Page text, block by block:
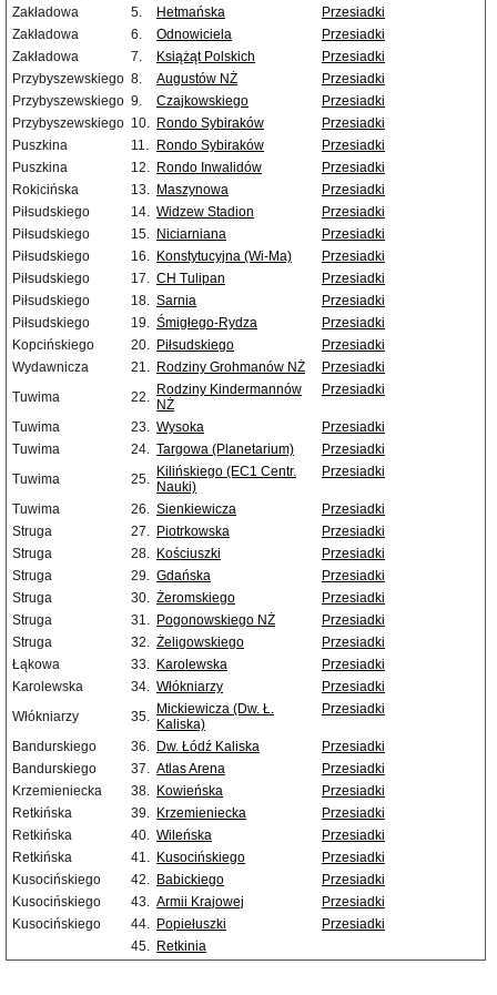
Zakładowa
5. Hetmańska
Przesiadki
Zakładowa
6. Odnowiciela
Przesiadki
Zakładowa
7. Książąt Polskich
Przesiadki
Przybyszewskiego 8. Augustów NŻ
Przesiadki
Przybyszewskiego 9. Czajkowskiego
Przesiadki
Przybyszewskiego 10. Rondo Sybiraków
Przesiadki
Puszkina
11. Rondo Sybiraków
Przesiadki
Puszkina
12. Rondo Inwalidów
Przesiadki
Rokicińska
13. Maszynowa
Przesiadki
Piłsudskiego
14. Widzew Stadion
Przesiadki
Piłsudskiego
15. Niciarniana
Przesiadki
Piłsudskiego
16. Konstytucyjna (Wi-Ma)
Przesiadki
Piłsudskiego
17. CH Tulipan
Przesiadki
Piłsudskiego
18. Sarnia
Przesiadki
Piłsudskiego
19. Śmigłego-Rydza
Przesiadki
Kopcińskiego
20. Piłsudskiego
Przesiadki
Wydawnicza
21. Rodziny Grohmanów NŻ
Przesiadki
Tuwima
22. Rodziny Kindermannów
NŻ
Przesiadki
Tuwima 23. Wysoka
Przesiadki
Tuwima
24. Targowa (Planetarium)
Przesiadki
Tuwima
25. Kilińskiego (EC1 Centr.
Nauki)
Przesiadki
Tuwima 26. Sienkiewicza
Przesiadki
Struga
27. Piotrkowska
Przesiadki
Struga
28. Kościuszki
Przesiadki
Struga
29. Gdańska
Przesiadki
Struga
30. Żeromskiego
Przesiadki
Struga
31. Pogonowskiego NŻ
Przesiadki
Struga
32. Żeligowskiego
Przesiadki
Łąkowa
33. Karolewska
Przesiadki
Karolewska
34. Włókniarzy
Przesiadki
Włókniarzy
35. Mickiewicza (Dw. Ł.
Kaliska)
Przesiadki
Bandurskiego 36. Dw. Łódź Kaliska
Przesiadki
Bandurskiego
37. Atlas Arena
Przesiadki
Krzemieniecka
38. Kowieńska
Przesiadki
Retkińska
39. Krzemieniecka
Przesiadki
Retkińska
40. Wileńska
Przesiadki
Retkińska
41. Kusocińskiego
Przesiadki
Kusocińskiego
42. Babickiego
Przesiadki
Kusocińskiego
43. Armii Krajowej
Przesiadki
Kusocińskiego
44. Popiełuszki
Przesiadki
45. Retkinia